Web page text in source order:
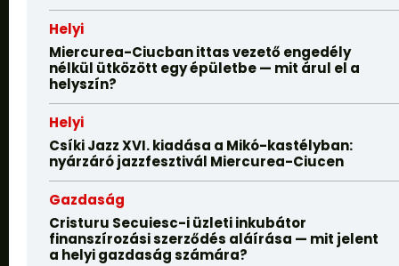
Helyi
Miercurea-Ciucban ittas vezető engedély
nélkül ütközött egy épületbe — mit árul el a
helyszín?
Helyi
Csíki Jazz XVI. kiadása a Mikó-kastélyban:
nyárzáró jazzfesztivál Miercurea-Ciucen
Gazdaság
Cristuru Secuiesc-i üzleti inkubátor
finanszírozási szerződés aláírása — mit jelent
a helyi gazdaság számára?